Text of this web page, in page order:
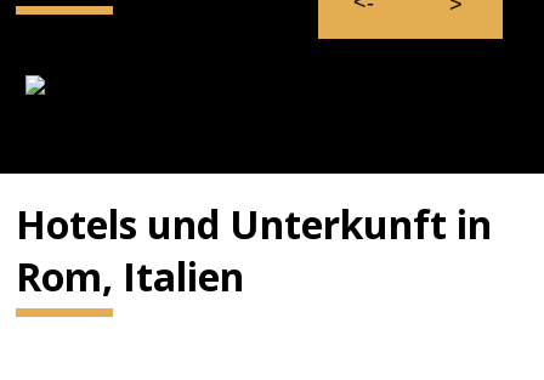
Hotels und Unterkunft in
Rom, Italien